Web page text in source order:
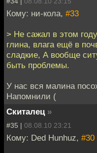
Кому: ни-кола, #33
> Не сажал в этом
глина, влага ещё в
сладкие, А вообще
быть проблемы.
У нас вся малина
Напомнили (
Скиталец »
#35 | 08.08.10 23:21
Кому: Ded Hunhuz, #30